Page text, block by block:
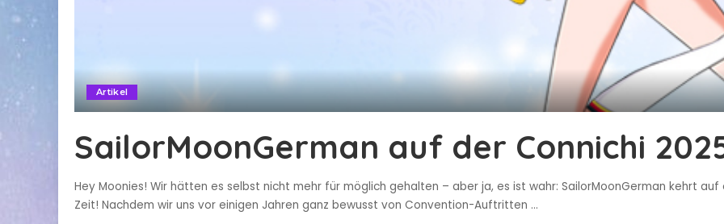
Artikel
SailorMoonGerman auf der Connichi
Hey Moonies! Wir hätten es selbst nicht mehr für möglich gehalten – aber ja, es ist wahr: SailorMoonGerman kehrt
Zeit! Nachdem wir uns vor einigen Jahren ganz bewusst von Convention-Auftritten ...